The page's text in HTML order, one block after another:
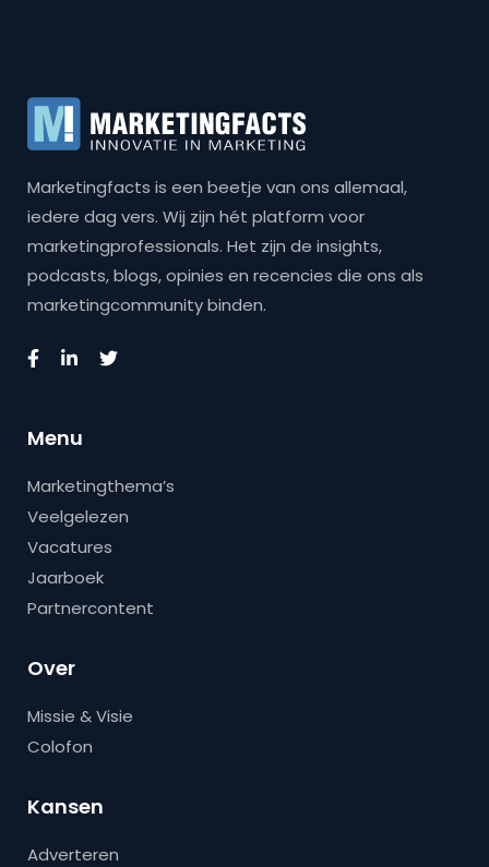
Marketingfacts is een beetje van ons allemaal,
iedere dag vers. Wij zijn hét platform voor
marketingprofessionals. Het zijn de insights,
podcasts, blogs, opinies en recencies die ons als
marketingcommunity binden.
Menu
Marketingthema’s
Veelgelezen
Vacatures
Jaarboek
Partnercontent
Over
Missie & Visie
Colofon
Kansen
Adverteren